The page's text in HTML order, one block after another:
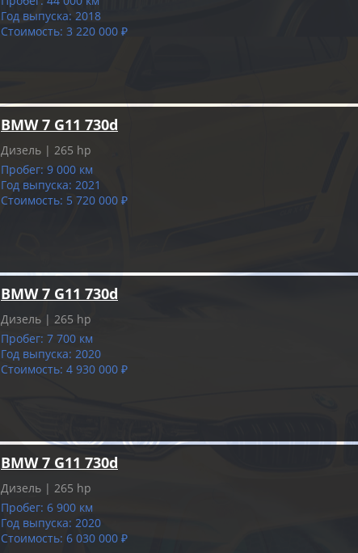
Год выпуска: 2018
Стоимость: 3 220 000 ₽
BMW 7 G11 730d
Дизель | 265 hp
Пробег: 9 000 км
Год выпуска: 2021
Стоимость: 5 720 000 ₽
BMW 7 G11 730d
Дизель | 265 hp
Пробег: 7 700 км
Год выпуска: 2020
Стоимость: 4 930 000 ₽
BMW 7 G11 730d
Дизель | 265 hp
Пробег: 6 900 км
Год выпуска: 2020
Стоимость: 6 030 000 ₽